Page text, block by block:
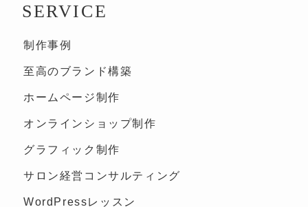
SERVICE
制作事例
至高のブランド構築
ホームページ制作
オンラインショップ制作
グラフィック制作
サロン経営コンサルティング
WordPressレッスン